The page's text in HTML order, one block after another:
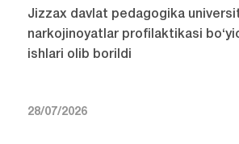
Jizzax davlat pedagogika
narkojinoyatlar profilaktikasi
ishlari olib borildi
28/07/2026